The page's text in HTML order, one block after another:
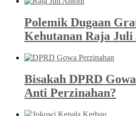
Polemik Dugaan
Kehutanan Raja Juli
Bisakah DPRD
Anti Perzinahan?